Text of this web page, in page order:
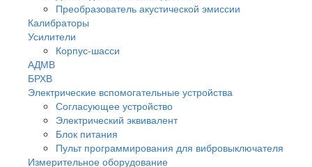
Преобразователь акустической эмиссии
Калибраторы
Усилители
Корпус-шасси
АДМВ
БРХВ
Электрические вспомогательные устройства
Согласующее устройство
Электрический эквивалент
Блок питания
Пульт программирования для вибровыключателя
Измерительное оборудование